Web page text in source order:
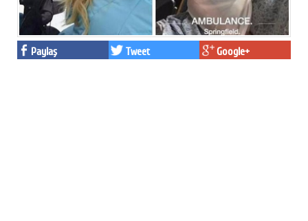
Paylaş Tweet Google+